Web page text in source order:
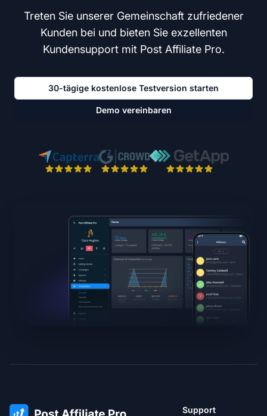
Treten Sie unserer Gemeinschaft zufriedener
Kunden bei und bieten Sie exzellenten
Kundensupport mit Post Affiliate Pro.
30-tägige kostenlose Testversion starten
Demo vereinbaren
Support